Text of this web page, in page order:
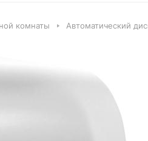
комнаты Автоматический